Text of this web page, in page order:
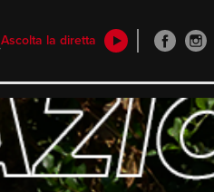
Ascolta la diretta